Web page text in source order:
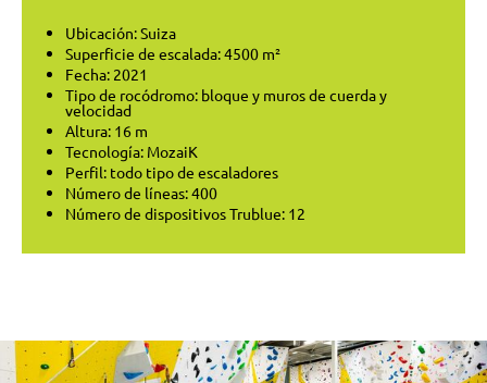
Ubicación: Suiza
Superficie de escalada: 4500 m²
Fecha: 2021
Tipo de rocódromo: bloque y muros de cuerda y
velocidad
Altura: 16 m
Tecnología: MozaiK
Perfil: todo tipo de escaladores
Número de líneas: 400
Número de dispositivos Trublue: 12